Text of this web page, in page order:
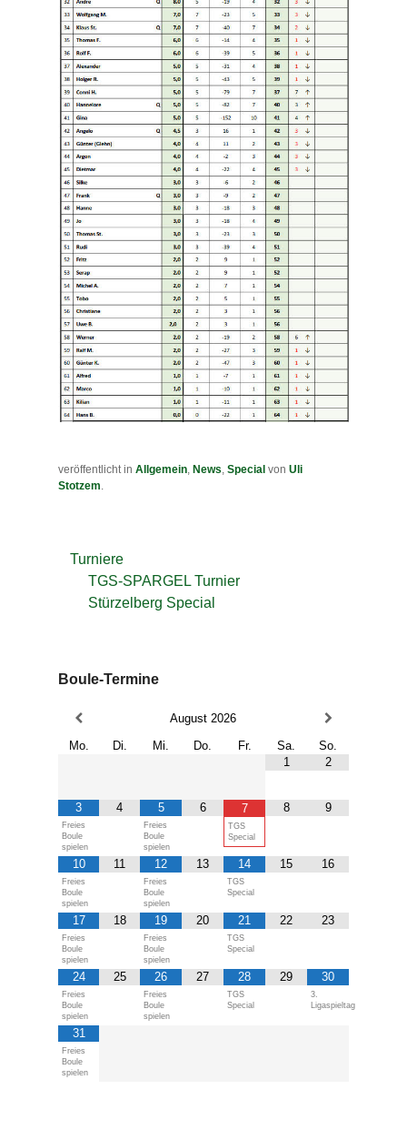
veröffentlicht in Allgemein News Special von Uli
Stotzem
Turniere
TGS-SPARGEL Turnier
Stürzelberg Special
Boule-Termine
August 2026
Mo.
Di. Mi. Do. Fr. Sa.
So.
1
2
3
Freies
Boule
spielen
4 5
Freies
Boule
spielen
6 7
TGS
Special
8 9
10
Freies
Boule
spielen
11 12
Freies
Boule
spielen
13 14
TGS
Special
15 16
17
Freies
Boule
spielen
18 19
Freies
Boule
spielen
20 21
TGS
Special
22 23
24
Freies
Boule
spielen
25 26
Freies
Boule
spielen
27 28
TGS
Special
29 30
3.
Ligaspieltag
31
Freies
Boule
spielen